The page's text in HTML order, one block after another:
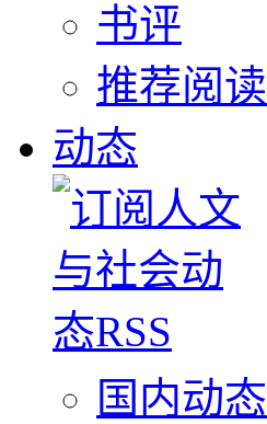
书评
推荐阅读
动态
国内动态